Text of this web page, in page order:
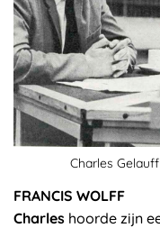
Charles
FRANCIS WOLFF
Charles hoorde zijn